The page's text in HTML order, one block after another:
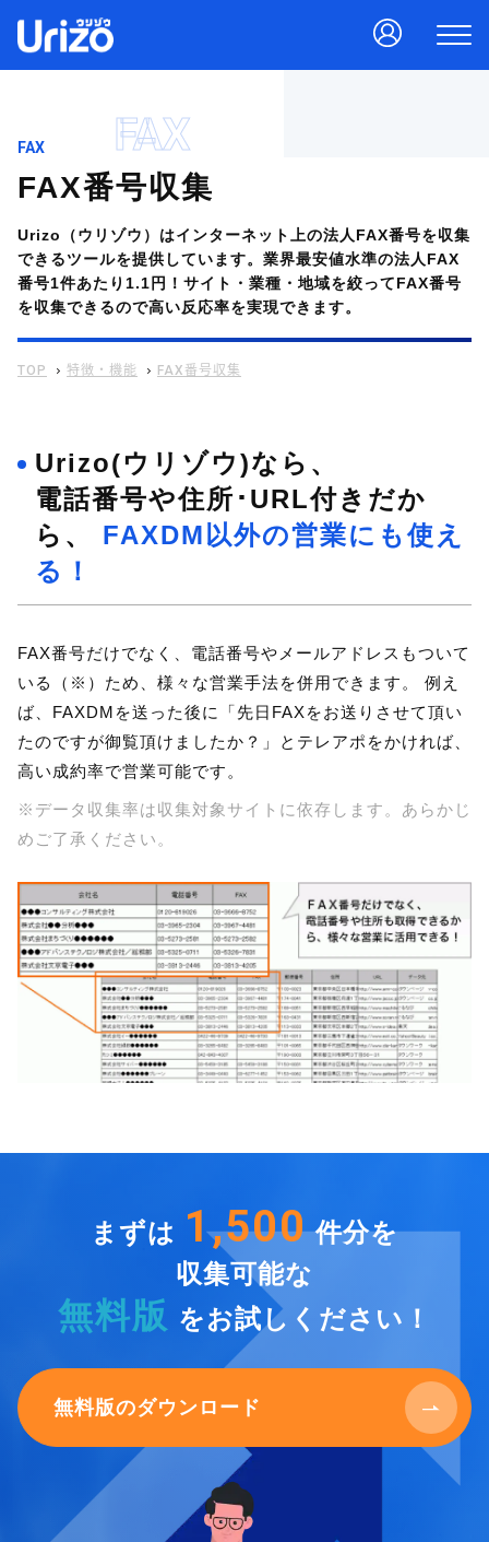
FAX
FAX
FAX番号収集
Urizo（ウリゾウ）はインターネット上の法人FAX番号を収集
できるツールを提供しています。業界最安値水準の法人FAX
番号1件あたり1.1円！サイト・業種・地域を絞ってFAX番号
を収集できるので高い反応率を実現できます。
TOP 特徴・機能 FAX番号収集
Urizo(ウリゾウ)なら、
電話番号や住所･URL付きだか
ら、
FAXDM以外の営業にも使え
る！
FAX番号だけでなく、電話番号やメールアドレスもついて
いる（※）ため、様々な営業手法を併用できます。 例え
ば、FAXDMを送った後に「先日FAXをお送りさせて頂い
たのですが御覧頂けましたか？」とテレアポをかければ、
高い成約率で営業可能です。
※データ収集率は収集対象サイトに依存します。あらかじ
めご了承ください。
まずは 1,500件分を
収集可能な
無料版 をお試しください！
無料版のダウンロード